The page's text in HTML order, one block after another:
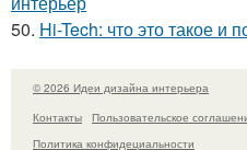
50. Hi-Tech: что это такое и
© 2026 Идеи дизайна интерьера
Контакты
Пользовательское
Политика конфидециальности